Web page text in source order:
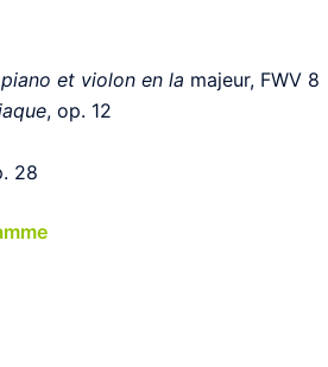
et violon en la majeur, FWV 8
, op. 12
28